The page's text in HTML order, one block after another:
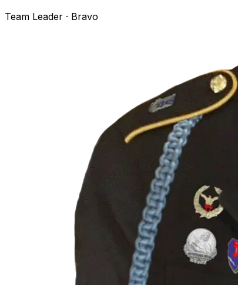
Team Leader · Bravo